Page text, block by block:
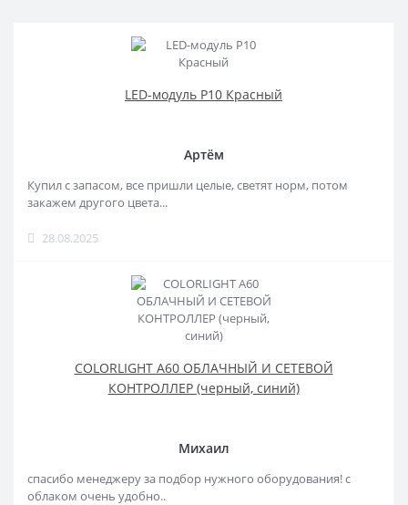
LED-модуль P10 Красный
Артём
Купил с запасом, все пришли целые, светят норм, потом
закажем другого цвета...
28.08.2025
COLORLIGHT A60 ОБЛАЧНЫЙ И СЕТЕВОЙ
КОНТРОЛЛЕР (черный, синий)
Михаил
спасибо менеджеру за подбор нужного оборудования! с
облаком очень удобно..